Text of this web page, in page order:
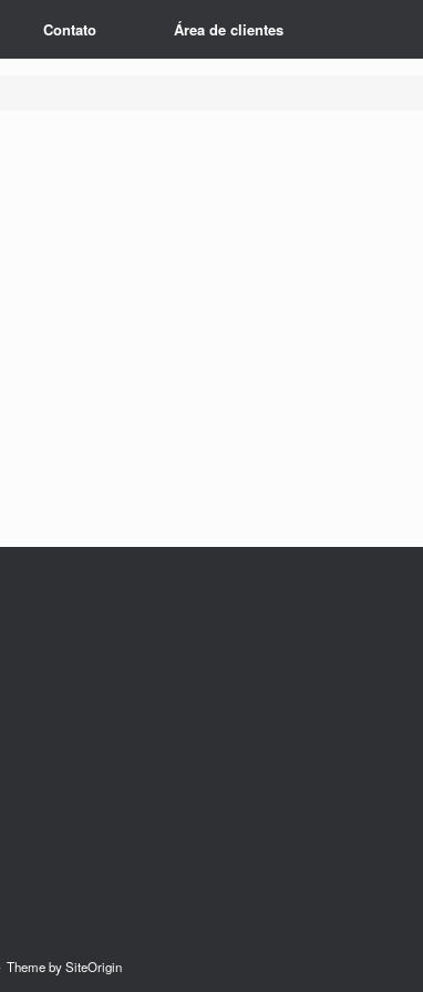
Contato Área de clientes
Theme bySiteOrigin